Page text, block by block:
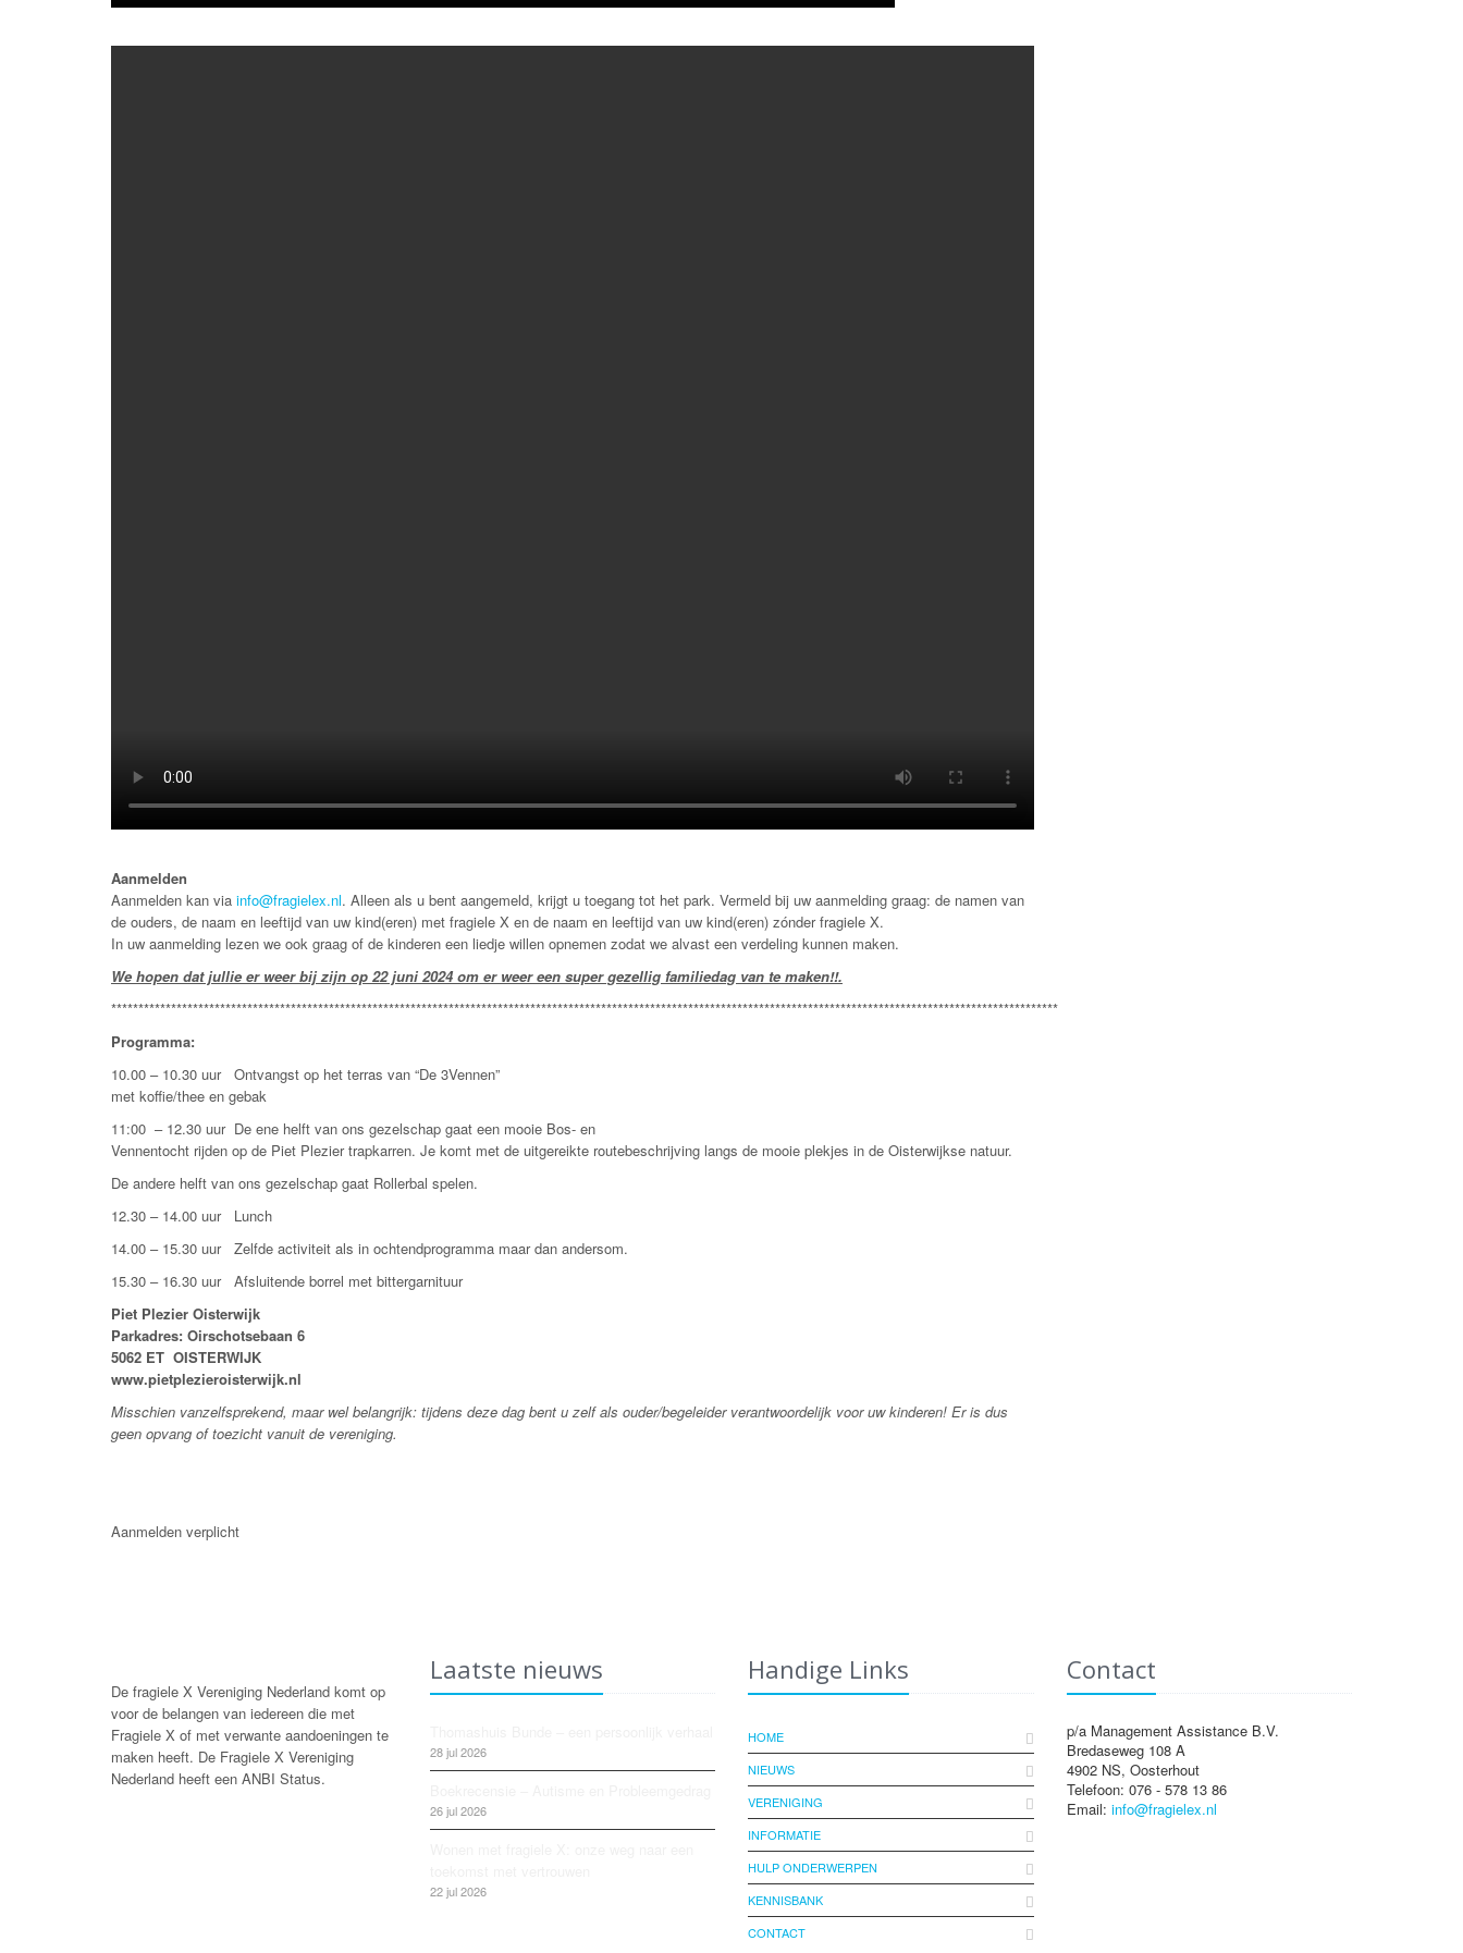
Aanmelden
Aanmelden kan via info@fragielex.nl. Alleen als u bent aangemeld, krijgt u toegang tot het park. Vermeld bij uw aanmelding graag: de namen van
de ouders, de naam en leeftijd van uw kind(eren) met fragiele X en de naam en leeftijd van uw kind(eren) zónder fragiele X.
In uw aanmelding lezen we ook graag of de kinderen een liedje willen opnemen zodat we alvast een verdeling kunnen maken.
We hopen dat jullie er weer bij zijn op 22 juni 2024 om er weer een super gezellig familiedag van te maken!!.
******************************************************************************************************************************************************************************
Programma:
10.00 – 10.30 uur Ontvangst op het terras van “De 3Vennen”
met koffie/thee en gebak
11:00 – 12.30 uur De ene helft van ons gezelschap gaat een mooie Bos- en
Vennentocht rijden op de Piet Plezier trapkarren. Je komt met de uitgereikte routebeschrijving langs de mooie plekjes in de Oisterwijkse natuur.
De andere helft van ons gezelschap gaat Rollerbal spelen.
12.30 – 14.00 uur Lunch
14.00 – 15.30 uur Zelfde activiteit als in ochtendprogramma maar dan andersom.
15.30 – 16.30 uur Afsluitende borrel met bittergarnituur
Piet Plezier Oisterwijk
Parkadres: Oirschotsebaan 6
5062 ET OISTERWIJK
www.pietplezieroisterwijk.nl
Misschien vanzelfsprekend, maar wel belangrijk: tijdens deze dag bent u zelf als ouder/begeleider verantwoordelijk voor uw kinderen! Er is dus
geen opvang of toezicht vanuit de vereniging.
Aanmelden verplicht
De fragiele X Vereniging Nederland komt op
voor de belangen van iedereen die met
Fragiele X of met verwante aandoeningen te
maken heeft. De Fragiele X Vereniging
Nederland heeft een ANBI Status.
Laatste nieuws
28 jul 2026
26 jul 2026
22 jul 2026
Handige Links
HOME
NIEUWS
VERENIGING
INFORMATIE
HULP ONDERWERPEN
KENNISBANK
CONTACT
Contact
p/a Management Assistance B.V.
Bredaseweg 108 A
4902 NS, Oosterhout
Telefoon: 076 - 578 13 86
Email: info@fragielex.nl